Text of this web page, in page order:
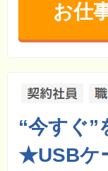
お仕
“今すぐ”
★USBケ